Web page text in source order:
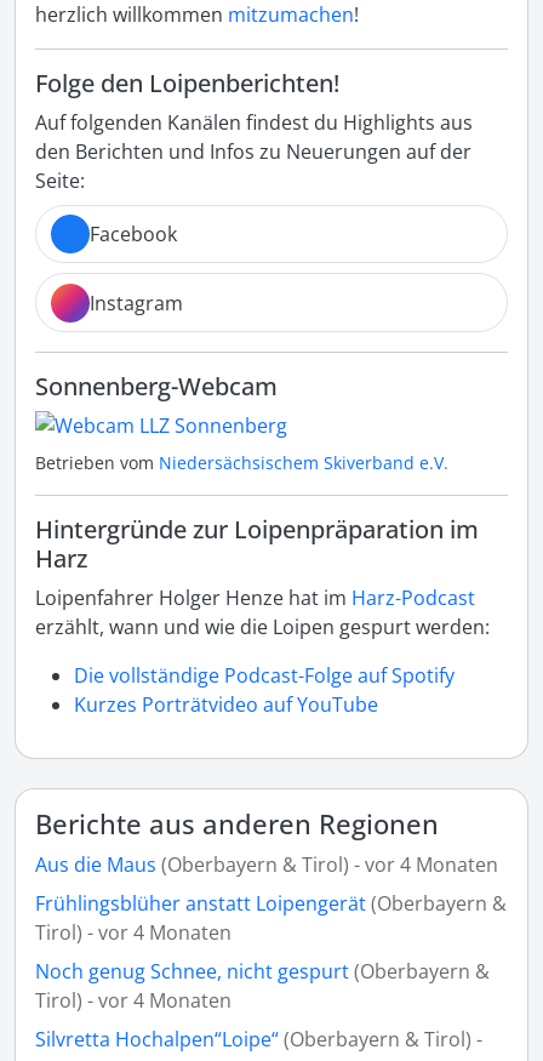
herzlich willkommen mitzumachen!
Folge den Loipenberichten!
Auf folgenden Kanälen findest du Highlights aus
den Berichten und Infos zu Neuerungen auf der
Seite:
Facebook
Instagram
Sonnenberg-Webcam
Betrieben vom Niedersächsischem Skiverband e.V.
Hintergründe zur Loipenpräparation im
Harz
Loipenfahrer Holger Henze hat im Harz-Podcast
erzählt, wann und wie die Loipen gespurt werden:
Die vollständige Podcast-Folge auf Spotify
Kurzes Porträtvideo auf YouTube
Berichte aus anderen Regionen
Aus die Maus (Oberbayern & Tirol) - vor 4 Monaten
Frühlingsblüher anstatt Loipengerät(Oberbayern &
Tirol) - vor 4 Monaten
Noch genug Schnee, nicht gespurt(Oberbayern &
Tirol) - vor 4 Monaten
Silvretta Hochalpen“Loipe“(Oberbayern & Tirol) -